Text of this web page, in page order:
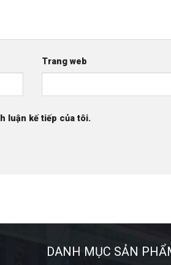
Trang web
luận kế tiếp của tôi.
DANH MỤC SẢN